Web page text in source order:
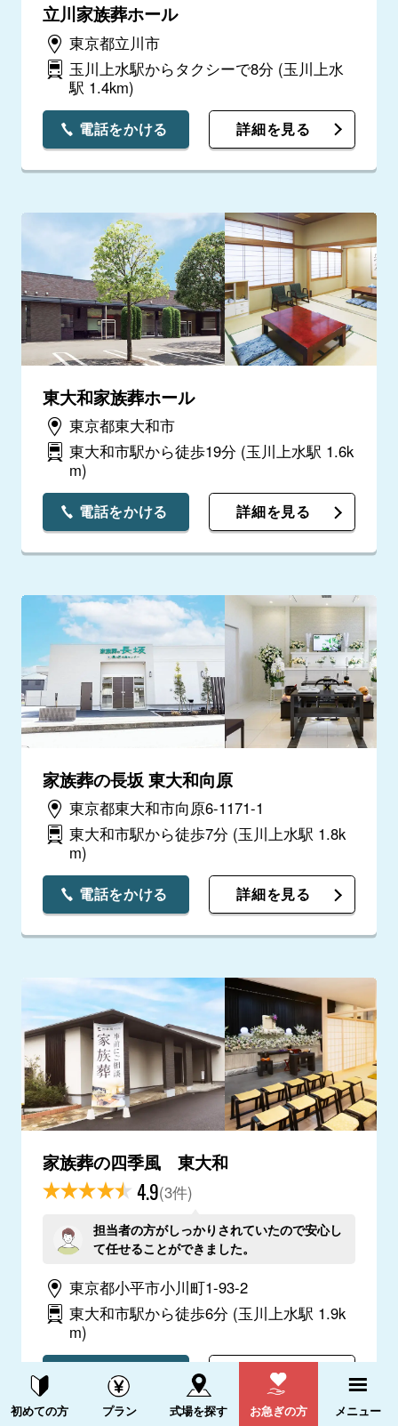
立川家族葬ホール
東京都立川市
玉川上水駅からタクシーで8分 (玉川上水
駅 1.4km)
電話をかける 詳細を見る
東大和家族葬ホール
東京都東大和市
東大和市駅から徒歩19分 (玉川上水駅 1.6k
m)
電話をかける 詳細を見る
家族葬の長坂 東大和向原
東京都東大和市向原6-1171-1
東大和市駅から徒歩7分 (玉川上水駅 1.8k
m)
電話をかける 詳細を見る
家族葬の四季風 東大和
4.9(3件)
担当者の方がしっかりされていたので安心し
て任せることができました。
東京都小平市小川町1-93-2
東大和市駅から徒歩6分 (玉川上水駅 1.9k
m)
電話をかける 詳細を見る
資料請求する 電話をかける
初めての方 プラン 式場を探す お急ぎの方 メニュー